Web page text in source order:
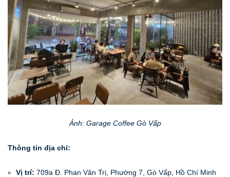
Ảnh: Garage Coffee Gò Vấp
Thông tin địa chỉ:
Vị trí: 709a Đ. Phan Văn Trị, Phường 7, Gò Vấp, Hồ Chí Minh